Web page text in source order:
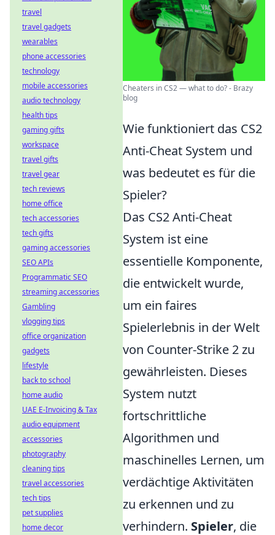
Cheaters in CS2 — what to do? - Brazy
blog
Wie funktioniert das CS2
Anti-Cheat System und
was bedeutet es für die
Spieler?
Das CS2 Anti-Cheat
System ist eine
essentielle Komponente,
die entwickelt wurde,
um ein faires
Spielerlebnis in der Welt
von Counter-Strike 2 zu
gewährleisten. Dieses
System nutzt
fortschrittliche
Algorithmen und
maschinelles Lernen, um
verdächtige Aktivitäten
zu erkennen und zu
verhindern. Spieler, die
travel
travel gadgets
wearables
phone accessories
technology
mobile accessories
audio technology
health tips
gaming gifts
workspace
travel gifts
travel gear
tech reviews
home office
tech accessories
tech gifts
gaming accessories
SEO APIs
Programmatic SEO
streaming accessories
Gambling
vlogging tips
office organization
gadgets
lifestyle
back to school
home audio
UAE E-Invoicing & Tax
audio equipment
accessories
photography
cleaning tips
travel accessories
tech tips
pet supplies
home decor